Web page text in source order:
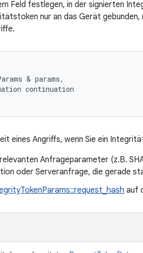
Feld festlegen, in der signierten
nur an das Gerät
& params,
continuation
eines Angriffs, wenn Sie ein
Anfrageparameter (z.B.
oder Serveranfrage, die gerade
auf